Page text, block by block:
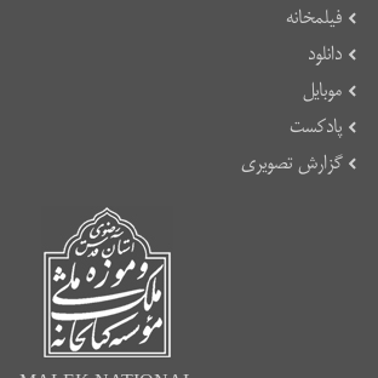
فیلمخانه
دانلود
موبایل
پادکست
گزارش تصویری